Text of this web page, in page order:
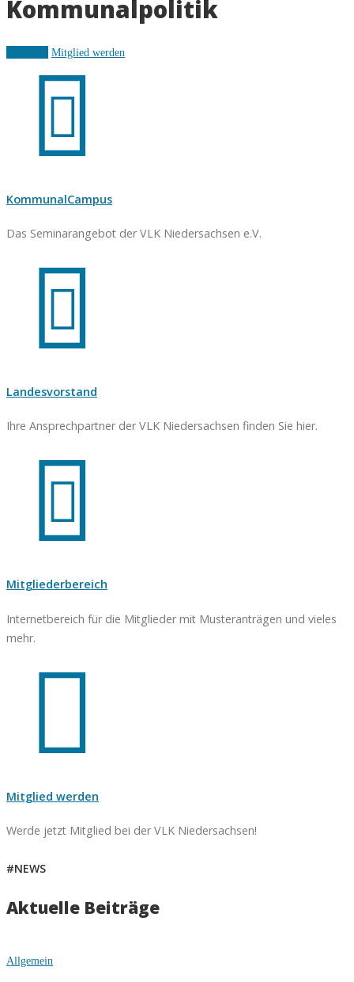
Kommunalpolitik
Mitglied werden
KommunalCampus
Das Seminarangebot der VLK Niedersachsen e.V.
Landesvorstand
Ihre Ansprechpartner der VLK Niedersachsen finden Sie hier.
Mitgliederbereich
Internetbereich für die Mitglieder mit Musteranträgen und vieles
mehr.
Mitglied werden
Werde jetzt Mitglied bei der VLK Niedersachsen!
#NEWS
Aktuelle Beiträge
Allgemein